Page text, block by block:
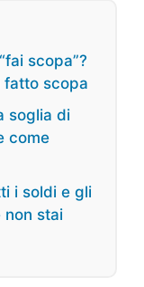
scopa”?
fatto scopa
soglia di
come
i soldi e gli
non stai